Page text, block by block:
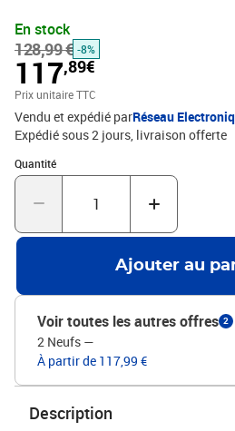
caractéristique et rustique.Grand
rangement offre un grand espace de
puissiez ranger soigneusement divers
banc est conçu avec un dossier afin
votre corps selon votre confort.Cadre
en bois assure robustesse et stabilité.
est livré avec un manuel de montage
montage facile.Couleur :
massifDimensions : 80 x 41 x 77 cm (l x
En stock
128,99 € -8%
117,89€
Prix unitaire TTC
Vendu et expédié parRéseau
Expédié sous 2 jours livraison offerte
Quantité
Quantité : 1
Ajouter au
Voir toutes les autres offres 2
2 Neufs —
À partir de 117,99 €
Description